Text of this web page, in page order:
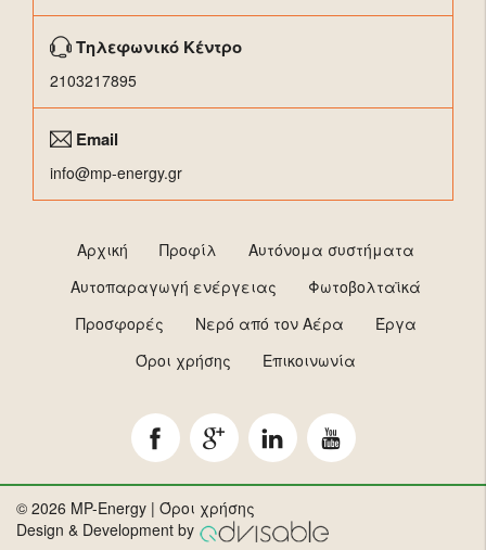
Τηλεφωνικό Κέντρο
2103217895
Email
info@mp-energy.gr
Αρχική Προφίλ
Αυτόνομα συστήματα
Αυτοπαραγωγή ενέργειας
Φωτοβολταϊκά
Προσφορές
Νερό από τον Αέρα
Έργα
Όροι χρήσης
Επικοινωνία
© 2026 MP-Energy | Όροι χρήσης
Design & Development by